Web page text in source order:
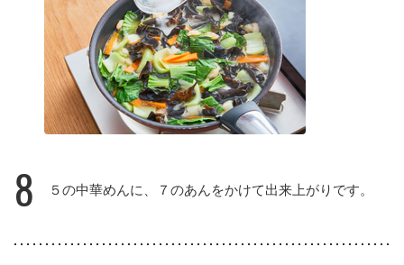
8 ５の中華めんに、７のあんをかけて出来上がりです。